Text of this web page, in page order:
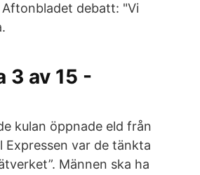
Aftonbladet debatt: "Vi
3 av 15 -
kulan öppnade eld från
var de tänkta
Männen ska ha